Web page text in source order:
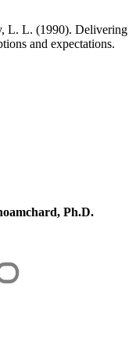
L. L. (1990). Delivering
and expectations.
Ph.D.